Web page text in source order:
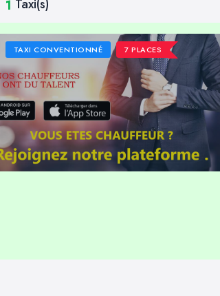
1 Taxi(s)
TAXI CONVENTIONNÉ 7 PLACES